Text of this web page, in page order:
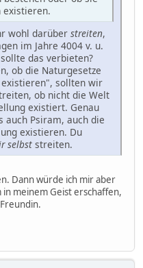
existieren.
wohl darüber streiten,
im Jahre 4004 v. u.
das verbieten?
ob die Naturgesetze
existieren", sollten wir
ob nicht die Welt
existiert. Genau
auch Psiram, auch die
existieren. Du
selbst streiten.
Dann würde ich mir aber
meinem Geist erschaffen,